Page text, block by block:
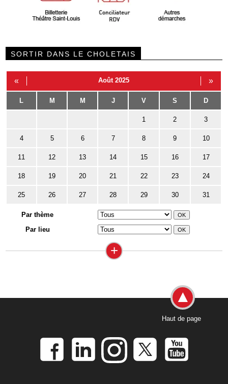
SORTIR DANS LE CHOLETAIS
« Août 2025 »
L M M J V S D
1 2 3
4 5 6 7 8 9 10
11 12 13 14 15 16 17
18 19 20 21 22 23 24
25 26 27 28 29 30 31
Par thème
Par lieu
+
Haut de page